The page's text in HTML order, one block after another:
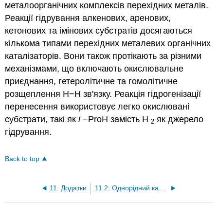
металоорганічних комплексів перехідних металів.
Реакції гідрування алкенових, аренових,
кетонових та імінових субстратів досягаються
кількома типами перехідних металевих органічних
каталізаторів. Вони також протікають за різними
механізмами, що включають окислювальне
приєднання, гетеролітичне та гомолітичне
розщеплення H−H зв'язку. Реакція гідрогенізації
перенесення використовує легко окислювані
субстрати, такі якi−ProH замість H 2 як джерело
гідрування.
Back to top
11: Додатки 11.2: Однорідний каталіз - II